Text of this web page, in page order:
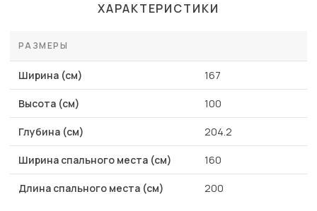
ХАРАКТЕРИСТИКИ
РАЗМЕРЫ
Ширина (см) 167
Высота (см) 100
Глубина (см) 204.2
Ширина спального места (см) 160
Длина спального места (см) 200